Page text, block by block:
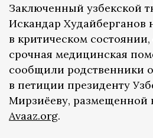
Заключенный узбекской
Искандар Худайберганов
в критическом
срочная медицинская
сообщили родственники
в петиции президенту
Мирзиёеву, размещенной
Avaaz.org.